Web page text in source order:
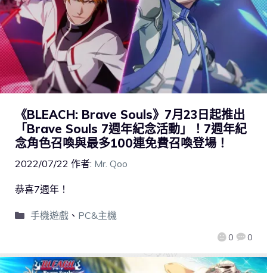
《BLEACH: Brave Souls》7月23日起推出
「Brave Souls 7週年紀念活動」！7週年紀
念角色召喚與最多100連免費召喚登場！
2022/07/22 作者: Mr. Qoo
0 0
恭喜7週年！
手機遊戲、 PC&主機